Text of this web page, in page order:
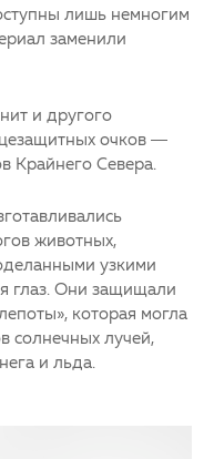
лишь немногим
заменили
и другого
очков —
Крайнего Севера.
животных,
узкими
глаз. Они защищали
которая могла
солнечных лучей,
и льда.